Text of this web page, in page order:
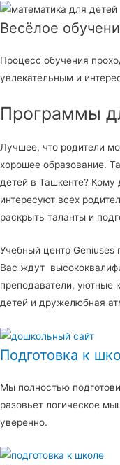
Весёлое
Процесс обучения
увлекательным и
Программы
Лучшее, что родители
хорошее образование.
детей в Ташкенте? Кому
интересуют всех
раскрыть таланты и
Учебный центр Geniuses
Вас ждут
преподаватели, уютные
детей и дружелюбная
Подготовка к
Мы полностью
разовьет логическое
уверенно.